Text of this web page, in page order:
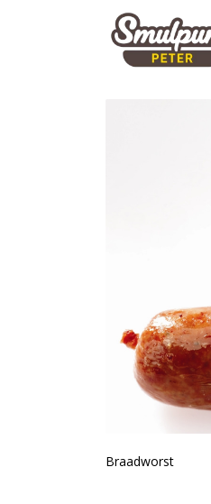
Braadworst